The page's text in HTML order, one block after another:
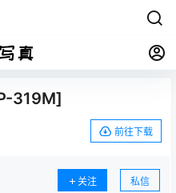
319M]
前往下载
关注 私信